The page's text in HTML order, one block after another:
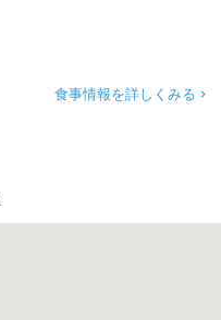
食事情報を詳しくみる